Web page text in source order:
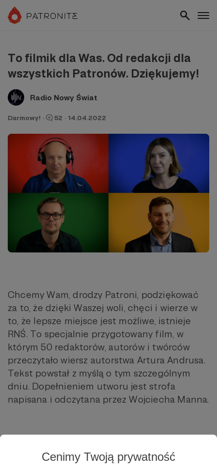
Cenimy Twoją prywatność
To filmik dla Was. Od redakcji dla
wszystkich Patronów. Dziękujemy!
Radio Nowy Świat
Darmowy! · 52 · 14.04.2022
Chcemy Wam, drodzy Patroni, podziękować
za to, że dzięki Waszej woli, chęci i wierze w
to, że lepsze miejsce jest możliwe, istnieje
RNŚ. To specjalnie przygotowany film, w
którym 50 redaktorów, autorów i twórców
przeczytało wiersz autorstwa Artura Andrusa.
Tekst powstał z myślą o tym szczególnym
dniu. Dopełnieniem utworu jest strofa
napisana i odczytana przez Wojciecha Manna.